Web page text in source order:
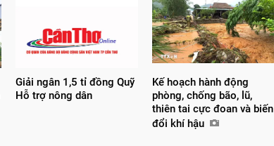
Giải ngân 1,5 tỉ đồng Quỹ
Hỗ trợ nông dân
Kế hoạch hành động
phòng, chống bão, lũ,
thiên tai cực đoan và biến
đổi khí hậu